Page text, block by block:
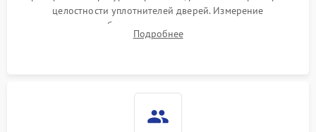
целостности уплотнителей дверей. Измерение
сопротивления обмоток мотора, проверка термостата и
считывание кодов ошибок с электронного дисплея.
Подробнее